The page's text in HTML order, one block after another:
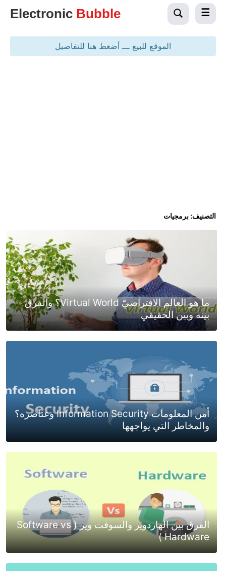
Electronic Bubble
الموقع للبيع ـــ أضغط هنا للتفاصيل
التصنيف: برمجيات
ما هو العالم الافتراضيّ Virtual World؟ والفرق
بينه وبين الحقيقي
أمن المعلومات Information Security وعناصره؟
والمخاطر التي يواجهها
الفرق بين الهاردوير والسوفت وير ( Software vs
Hardware )